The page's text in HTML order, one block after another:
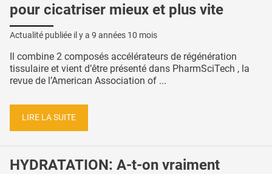
pour cicatriser mieux et plus vite
Actualité publiée il y a 9 années 10 mois
Il combine 2 composés accélérateurs de régénération
tissulaire et vient d’être présenté dans PharmSciTech , la
revue de l’American Association of ...
LIRE LA SUITE
HYDRATATION: A-t-on vraiment